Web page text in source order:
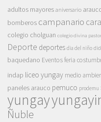
adultos mayores aniversario
bomberos campanario
colegio cholguan colegio divina
Deporte deportes dia del niño
baquedano Eventosferia
indap liceo yungay medio
paneles arauco pemuco prodemu
yungay
Ñuble